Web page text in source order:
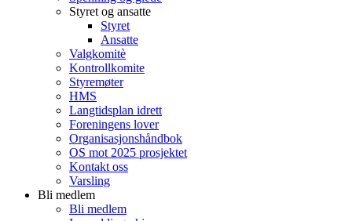
Styret og ansatte
Styret
Ansatte
Valgkomitè
Kontrollkomite
Styremøter
HMS
Langtidsplan idrett
Foreningens lover
Organisasjonshåndbok
OS mot 2025 prosjektet
Kontakt oss
Varsling
Bli medlem
Bli medlem